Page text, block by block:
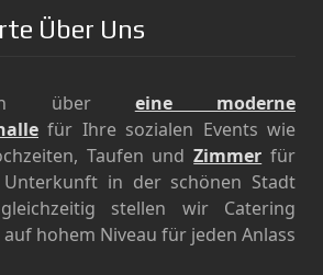
Über Uns
über eine moderne
für Ihre sozialen Events wie
Taufen undΖimmer für
in der schönen Stadt
stellen wir Catering
hohem Niveau für jeden Anlass